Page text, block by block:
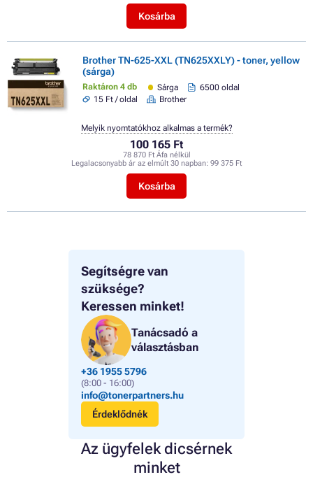
Segítségre van
szüksége?
Keressen minket!
Tanácsadó a
választásban
+36 1955 5796
(8:00 - 16:00)
info@tonerpartners.hu
Érdeklődnék
Az ügyfelek dicsérnek
minket
Kosárba
Brother TN-625-XXL (TN625XXLY) - toner, yellow
(sárga)
Raktáron 4 db Sárga
6500 oldal
15 Ft / oldal
Brother
100 165 Ft
78 870 Ft Áfa nélkül
Legalacsonyabb ár az elmúlt 30 napban: 99 375 Ft
Kosárba
Melyik nyomtatókhoz alkalmas a termék?